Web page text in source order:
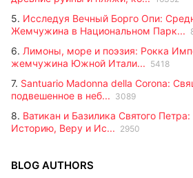
5. Исследуя Вечный Борго Опи:
Жемчужина в Национальном Парк...
6. Лимоны, море и поэзия: Рокка
жемчужина Южной Итали... 5418
7. Santuario Madonna della Corona:
подвешенное в неб... 3089
8. Ватикан и Базилика Святого
Историю, Веру и Ис... 2950
BLOG AUTHORS